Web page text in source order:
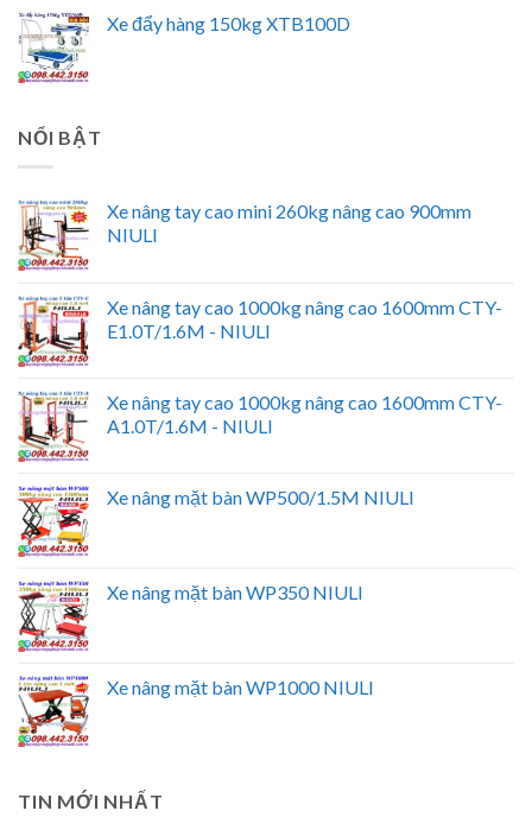
Xe đẩy hàng 150kg XTB100D
NỔI BẬT
Xe nâng tay cao mini 260kg nâng cao 900mm
NIULI
Xe nâng tay cao 1000kg nâng cao 1600mm CTY-
E1.0T/1.6M - NIULI
Xe nâng tay cao 1000kg nâng cao 1600mm CTY-
A1.0T/1.6M - NIULI
Xe nâng mặt bàn WP500/1.5M NIULI
Xe nâng mặt bàn WP350 NIULI
Xe nâng mặt bàn WP1000 NIULI
TIN MỚI NHẤT